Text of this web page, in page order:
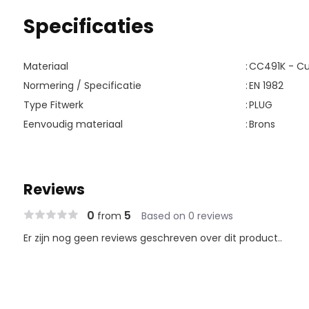
Specificaties
Materiaal :CC491K -
Normering / Specificatie
:EN 1982
Type Fitwerk
:PLUG
Eenvoudig materiaal
:Brons
Reviews
0 from 5 Based on 0 reviews
Er zijn nog geen reviews geschreven over dit product..